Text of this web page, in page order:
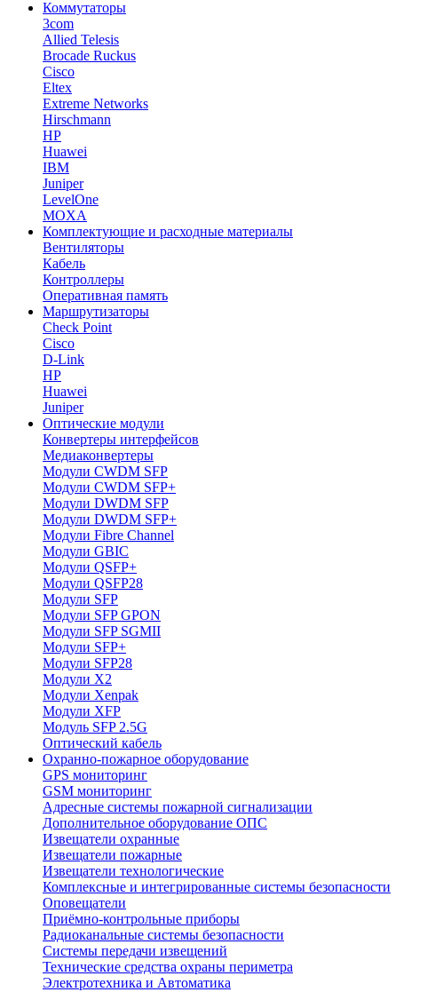
Коммутаторы
3com
Allied Telesis
Brocade Ruckus
Cisco
Eltex
Extreme Networks
Hirschmann
HP
Huawei
IBM
Juniper
LevelOne
MOXA
Комплектующие и расходные материалы
Вентиляторы
Кабель
Контроллеры
Оперативная память
Маршрутизаторы
Check Point
Cisco
D-Link
HP
Huawei
Juniper
Оптические модули
Конвертеры интерфейсов
Медиаконвертеры
Модули CWDM SFP
Модули CWDM SFP+
Модули DWDM SFP
Модули DWDM SFP+
Модули Fibre Channel
Модули GBIC
Модули QSFP+
Модули QSFP28
Модули SFP
Модули SFP GPON
Модули SFP SGMII
Модули SFP+
Модули SFP28
Модули X2
Модули Xenpak
Модули XFP
Модуль SFP 2.5G
Оптический кабель
Охранно-пожарное оборудование
GPS мониторинг
GSM мониторинг
Адресные системы пожарной сигнализации
Дополнительное оборудование ОПС
Извещатели охранные
Извещатели пожарные
Извещатели технологические
Комплексные и интегрированные системы безопасноcти
Оповещатели
Приёмно-контрольные приборы
Радиоканальные системы безопасности
Системы передачи извещений
Технические средства охраны периметра
Электротехника и Автоматика